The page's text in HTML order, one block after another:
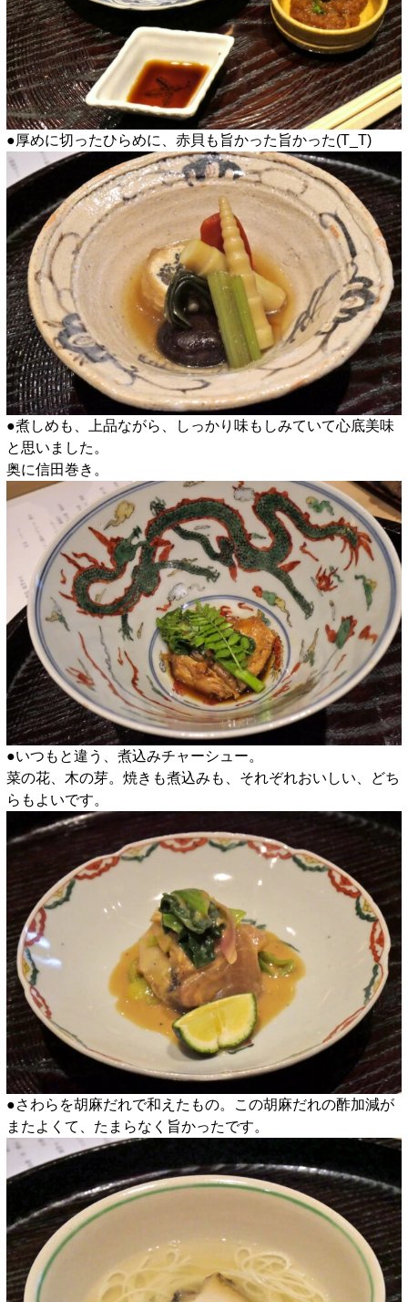
●厚めに切ったひらめに、赤貝も旨かった旨かった(T_T)
●煮しめも、上品ながら、しっかり味もしみていて心底美味
と思いました。
奥に信田巻き。
●いつもと違う、煮込みチャーシュー。
菜の花、木の芽。焼きも煮込みも、それぞれおいしい、どち
らもよいです。
●さわらを胡麻だれで和えたもの。この胡麻だれの酢加減が
またよくて、たまらなく旨かったです。